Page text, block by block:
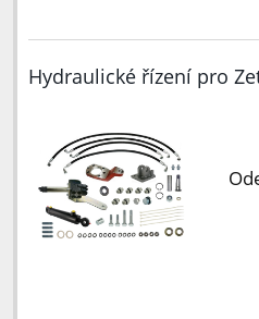
Hydraulické řízení pro